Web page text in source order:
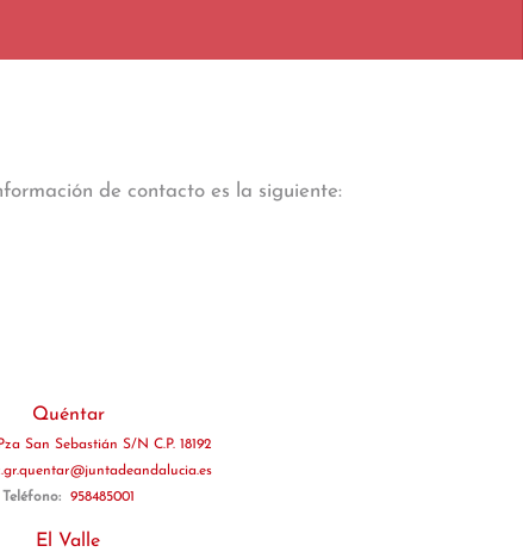
de contacto es la siguiente:
Quéntar
Pza San Sebastián S/N C.P. 18192
Teléfono:
958485001
El Valle